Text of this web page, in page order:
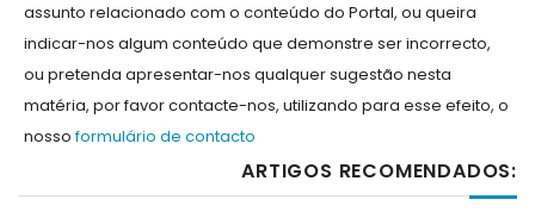
assunto relacionado com o conteúdo do Portal, ou queira
indicar-nos algum conteúdo que demonstre ser incorrecto,
ou pretenda apresentar-nos qualquer sugestão nesta
matéria, por favor contacte-nos, utilizando para esse efeito, o
nossoformulário de contacto
ARTIGOS RECOMENDADOS: